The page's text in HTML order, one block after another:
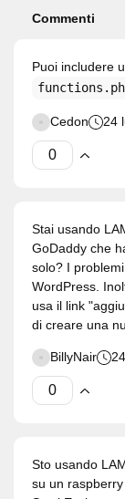
Commenti
Puoi includere
Cedon 24
Stai usando
GoDaddy che
solo? I
WordPress.
usa il link
di creare una
BillyNair
Sto usando
su un